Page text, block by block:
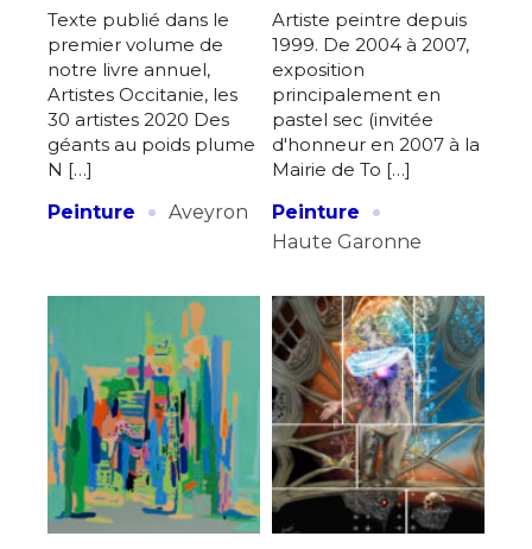
Adresse email*
Nom
Prénom
Statut / Organisation
J'accepte lestermes et conditions
* Champ obligatoire
Nom
Prénom
Statut / Organisation
Texte publié dans le
premier volume de
notre livre annuel,
Artistes Occitanie, les
30 artistes 2020 Des
géants au poids plume
N […]
Peinture
· Aveyron
Artiste peintre depuis
1999. De 2004 à 2007,
exposition
principalement en
pastel sec (invitée
d'honneur en 2007 à la
Mairie de To […]
Peinture
·
Haute Garonne